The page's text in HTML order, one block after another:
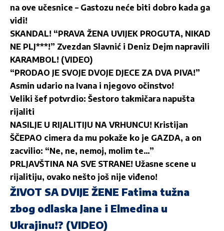
na ove učesnice – Gastozu neće biti dobro kada ga
vidi!
SKANDAL! “PRAVA ŽENA UVIJEK PROGUTA, NIKAD
NE PLJ***!” Zvezdan Slavnić i Deniz Dejm napravili
KARAMBOL! (VIDEO)
“PRODAO JE SVOJE DVOJE DJECE ZA DVA PIVA!”
Asmin udario na Ivana i njegovo očinstvo!
Veliki šef potvrdio: Šestoro takmičara napušta
rijaliti
NASILJE U RIJALITIJU NA VRHUNCU! Kristijan
ŠČEPAO cimera da mu pokaže ko je GAZDA, a on
zacvilio: “Ne, ne, nemoj, molim te…”
PRLJAVŠTINA NA SVE STRANE! Užasne scene u
rijalitiju, ovako nešto još nije viđeno!
ŽIVOT SA DVIJE ŽENE Fatima tužna
zbog odlaska Jane i Elmedina u
Ukrajinu!? (VIDEO)